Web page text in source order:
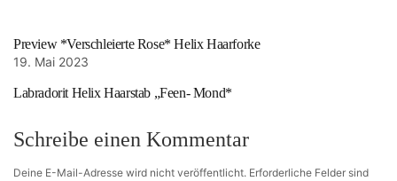
Preview *Verschleierte Rose* Helix Haarforke
19. Mai 2023
Labradorit Helix Haarstab „Feen- Mond*
Schreibe einen Kommentar
Deine E-Mail-Adresse wird nicht veröffentlicht. Erforderliche Felder sind